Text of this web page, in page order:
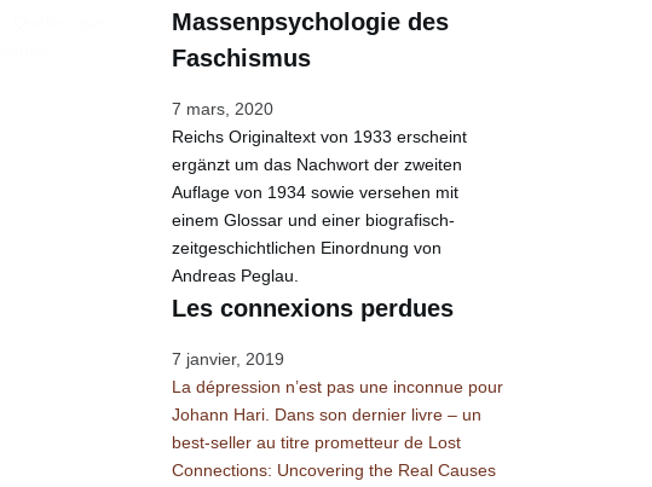
Massenpsychologie des
Faschismus
7 mars, 2020
Reichs Originaltext von 1933 erscheint
ergänzt um das Nachwort der zweiten
Auflage von 1934 sowie versehen mit
einem Glossar und einer biografisch-
zeitgeschichtlichen Einordnung von
Andreas Peglau.
Les connexions perdues
7 janvier, 2019
La dépression n’est pas une inconnue pour
Johann Hari. Dans son dernier livre – un
best-seller au titre prometteur de Lost
Connections: Uncovering the Real Causes